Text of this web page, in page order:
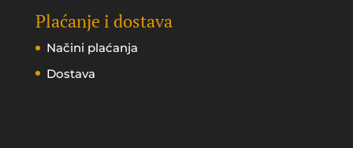
Plaćanje i dostava
Načini plaćanja
Dostava